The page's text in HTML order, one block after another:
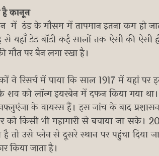
है कानून
में ठंड के मौसम में तापमान इतना कम हो
यहाँ डेड बॉडी कई सालों तक ऐसी की ऐसी
मौत पर बैन लगा रखा है।
ने रिसर्च में पाया कि साल 1917 में यहां
शव को लॉन्ग इयरबेन में दफन किया गया
के वायरस हैं। इस जांच के बाद
को किसी भी महामारी से बचाया जा सके।
है तो उसे प्लेन से दूसरे स्थान पर पहुंचा
किया जाता है।